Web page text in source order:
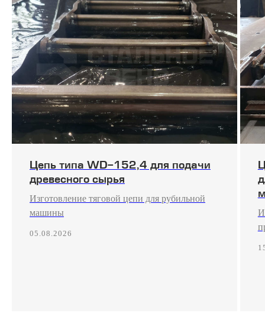
Цепь типа WD-152,4 для подачи
древесного сырья
Изготовление тяговой цепи для рубильной
машины
05.08.2026